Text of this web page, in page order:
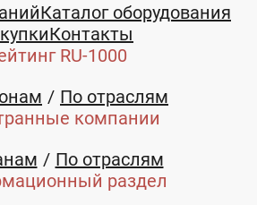
Каталог оборудования
Контакты
RU-1000
По отраслям
компании
По отраслям
раздел